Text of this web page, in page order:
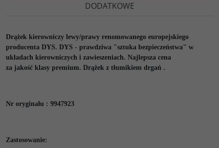
DODATKOWE
Drążek kierowniczy lewy/prawy renomowanego europejskiego
producenta DYS. DYS - prawdziwa "sztuka bezpieczeństwa" w
układach kierowniczych i zawieszeniach. Najlepsza cena
za jakość klasy premium. Drążek z tłumikiem drgań .
Nr oryginału : 9947923
Zastosowanie: